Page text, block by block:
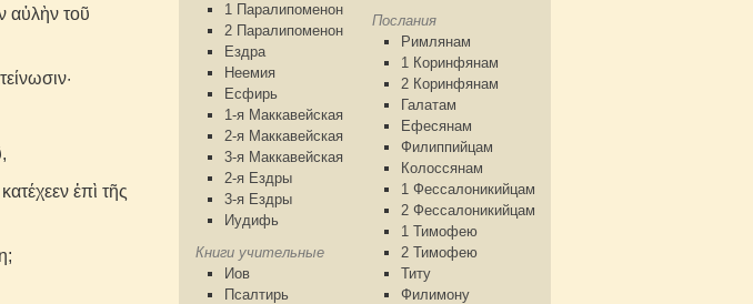
αὐλὴν τοῦ
ἐπὶ τῆς
1 Паралипоменон
2 Паралипоменон
Ездра
Неемия
Есфирь
1-я Маккавейская
2-я Маккавейская
3-я Маккавейская
2-я Ездры
3-я Ездры
Иудифь
Книги учительные
Иов
Псалтирь
Послания
Римлянам
1 Коринфянам
2 Коринфянам
Галатам
Ефесянам
Филиппийцам
Колоссянам
1 Фессалоникийцам
2 Фессалоникийцам
1 Тимофею
2 Тимофею
Титу
Филимону